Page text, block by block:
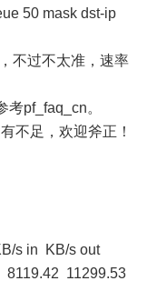
50 mask dst-ip
不过不太准，速率
pf_faq_cn。
不足，欢迎斧正！
s in KB/s out
11299.53